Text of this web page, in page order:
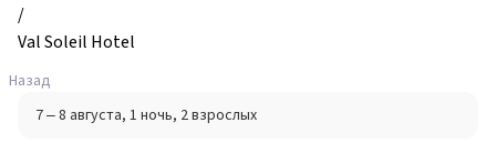
/
Val Soleil Hotel
Назад
7 – 8 августа, 1 ночь, 2 взрослых